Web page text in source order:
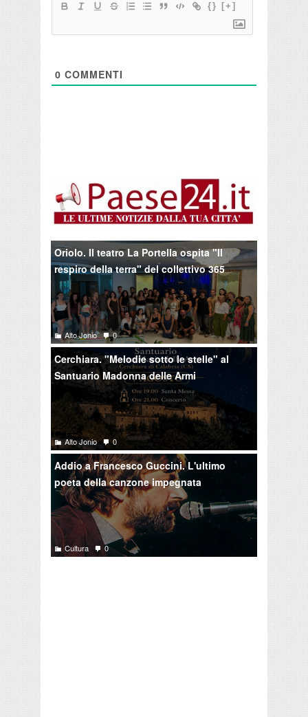
{} [+]
0 COMMENTI
Oriolo. Il teatro La Portella ospita "Il
respiro della terra" del collettivo 365
Alto Jonio 0
Cerchiara. "Melodie sotto le stelle" al
Santuario Madonna delle Armi
Alto Jonio 0
Addio a Francesco Guccini. L'ultimo
poeta della canzone impegnata
Cultura 0